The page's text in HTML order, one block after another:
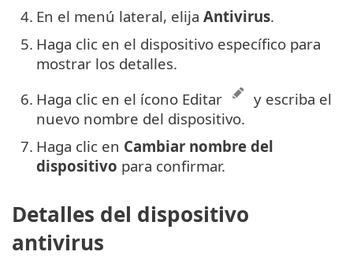
4. En el menú lateral, elija Antivirus.
5. Haga clic en el dispositivo específico para
mostrar los detalles.
6. Haga clic en el ícono Editar
y escriba el
nuevo nombre del dispositivo.
7. Haga clic en Cambiar nombre del
dispositivo para confirmar.
Detalles del dispositivo
antivirus